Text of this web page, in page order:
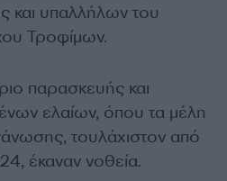
και υπαλλήλων του
Τροφίμων.
παρασκευής και
ελαίων, όπου τα μέλη
τουλάχιστον από
έκαναν νοθεία.